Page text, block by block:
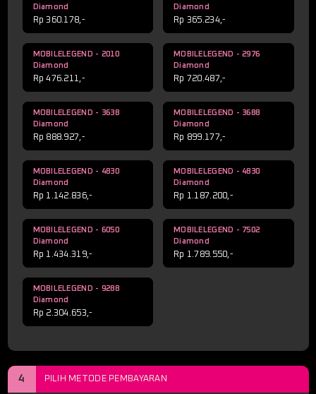
Diamond
Rp 360.178,-
Diamond
Rp 365.234,-
MOBILELEGEND - 2010
Diamond
Rp 476.211,-
MOBILELEGEND - 2976
Diamond
Rp 720.487,-
MOBILELEGEND - 3638
Diamond
Rp 888.927,-
MOBILELEGEND - 3688
Diamond
Rp 899.177,-
MOBILELEGEND - 4830
Diamond
Rp 1.142.836,-
MOBILELEGEND - 4830
Diamond
Rp 1.187.200,-
MOBILELEGEND - 6050
Diamond
Rp 1.434.319,-
MOBILELEGEND - 7502
Diamond
Rp 1.789.550,-
MOBILELEGEND - 9288
Diamond
Rp 2.304.653,-
4 PILIH METODE PEMBAYARAN